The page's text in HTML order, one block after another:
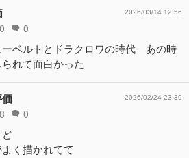
0 0
2026/03/14 12:56
ーベルトとドラクロワの時代 あの時
れて面白かった
価
8 0
2026/02/24 23:39
ど
く描かれてて